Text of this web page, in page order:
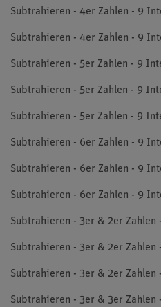
Subtrahieren - 4er Zahlen - 9
Subtrahieren - 4er Zahlen - 9
Subtrahieren - 5er Zahlen - 9
Subtrahieren - 5er Zahlen - 9
Subtrahieren - 5er Zahlen - 9
Subtrahieren - 6er Zahlen - 9
Subtrahieren - 6er Zahlen - 9
Subtrahieren - 6er Zahlen - 9
Subtrahieren - 3er & 2er
Subtrahieren - 3er & 2er
Subtrahieren - 3er & 2er
Subtrahieren - 3er & 3er